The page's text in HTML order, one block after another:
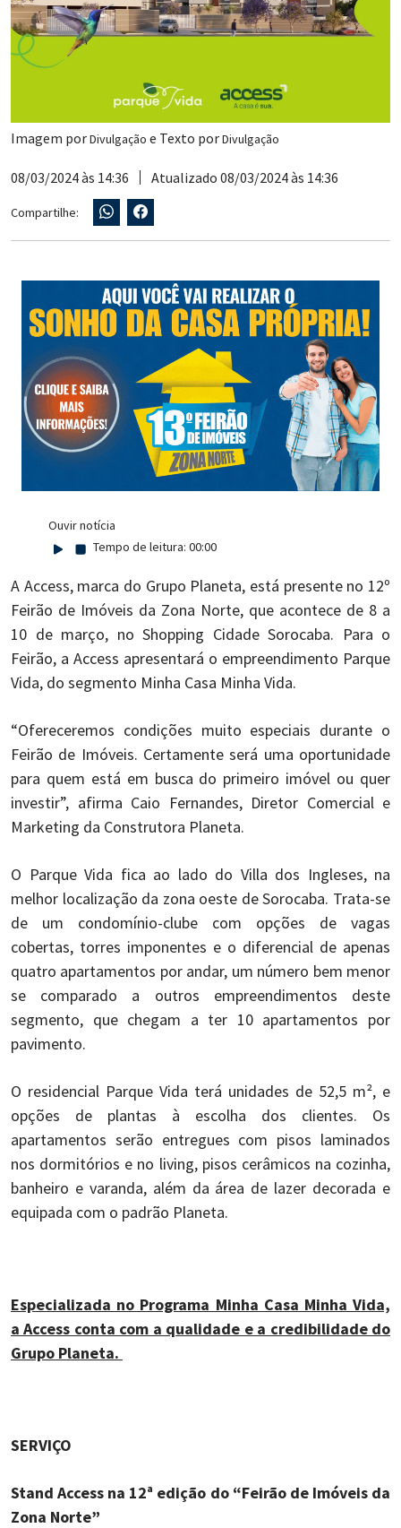
Imagem porDivulgação e Texto porDivulgação
08/03/2024 às 14:36 Atualizado 08/03/2024 às 14:36
Compartilhe:
Ouvir notícia
Tempo de leitura: 00:00
A Access, marca do Grupo Planeta, está presente no 12º
Feirão de Imóveis da Zona Norte, que acontece de 8 a
10 de março, no Shopping Cidade Sorocaba. Para o
Feirão, a Access apresentará o empreendimento Parque
Vida, do segmento Minha Casa Minha Vida.
“Ofereceremos condições muito especiais durante o
Feirão de Imóveis. Certamente será uma oportunidade
para quem está em busca do primeiro imóvel ou quer
investir”, afirma Caio Fernandes, Diretor Comercial e
Marketing da Construtora Planeta.
O Parque Vida fica ao lado do Villa dos Ingleses, na
melhor localização da zona oeste de Sorocaba. Trata-se
de um condomínio-clube com opções de vagas
cobertas, torres imponentes e o diferencial de apenas
quatro apartamentos por andar, um número bem menor
se comparado a outros empreendimentos deste
segmento, que chegam a ter 10 apartamentos por
pavimento.
O residencial Parque Vida terá unidades de 52,5 m², e
opções de plantas à escolha dos clientes. Os
apartamentos serão entregues com pisos laminados
nos dormitórios e no living, pisos cerâmicos na cozinha,
banheiro e varanda, além da área de lazer decorada e
equipada com o padrão Planeta.
Especializada no Programa Minha Casa Minha Vida,
a Access conta com a qualidade e a credibilidade do
Grupo Planeta.
SERVIÇO
Stand Access na 12ª edição do “Feirão de Imóveis da
Zona Norte”